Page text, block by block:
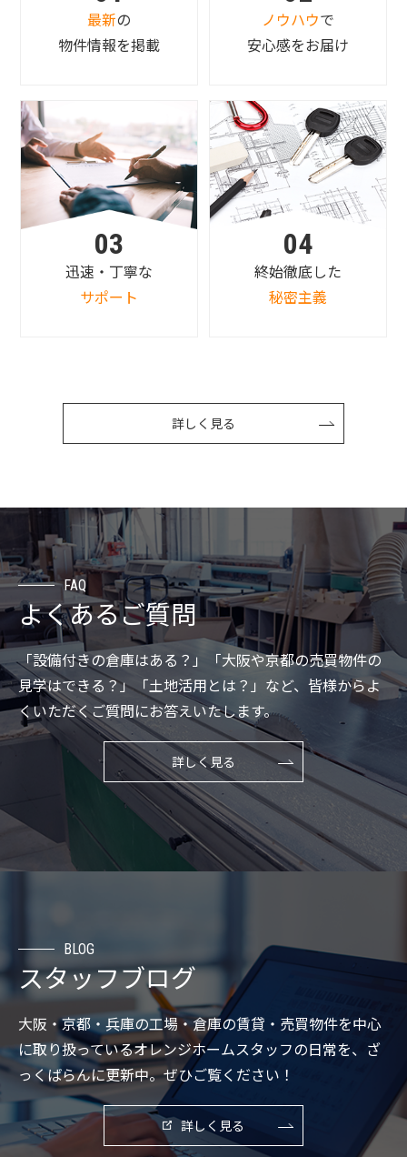
最新の
物件情報を掲載
ノウハウで
安心感をお届け
03
迅速・丁寧な
サポート
04
終始徹底した
秘密主義
詳しく見る
FAQ
よくあるご質問
「設備付きの倉庫はある？」「大阪や京都の売買物件の
見学はできる？」「土地活用とは？」など、皆様からよ
くいただくご質問にお答えいたします。
詳しく見る
BLOG
スタッフブログ
大阪・京都・兵庫の工場・倉庫の賃貸・売買物件を中心
に取り扱っているオレンジホームスタッフの日常を、ざ
っくばらんに更新中。ぜひご覧ください！
詳しく見る